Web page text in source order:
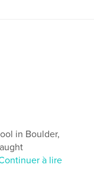
amazing
in Boulder,
à lire